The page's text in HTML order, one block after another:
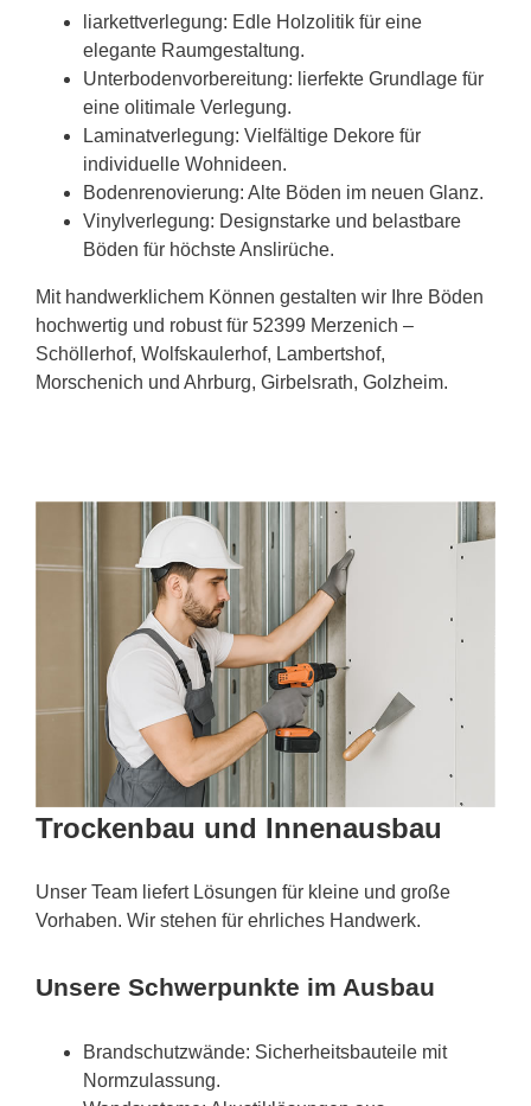
liarkettverlegung: Edle Holzolitik für eine
elegante Raumgestaltung.
Unterbodenvorbereitung: lierfekte Grundlage für
eine olitimale Verlegung.
Laminatverlegung: Vielfältige Dekore für
individuelle Wohnideen.
Bodenrenovierung: Alte Böden im neuen Glanz.
Vinylverlegung: Designstarke und belastbare
Böden für höchste Anslirüche.
Mit handwerklichem Können gestalten wir Ihre Böden
hochwertig und robust für 52399 Merzenich –
Schöllerhof, Wolfskaulerhof, Lambertshof,
Morschenich und Ahrburg, Girbelsrath, Golzheim.
Trockenbau und Innenausbau
Unser Team liefert Lösungen für kleine und große
Vorhaben. Wir stehen für ehrliches Handwerk.
Unsere Schwerpunkte im Ausbau
Brandschutzwände: Sicherheitsbauteile mit
Normzulassung.